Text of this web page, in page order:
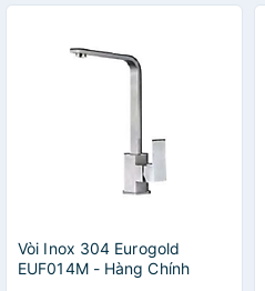
Vòi Inox 304 Eurogold
EUF014M - Hàng Chính